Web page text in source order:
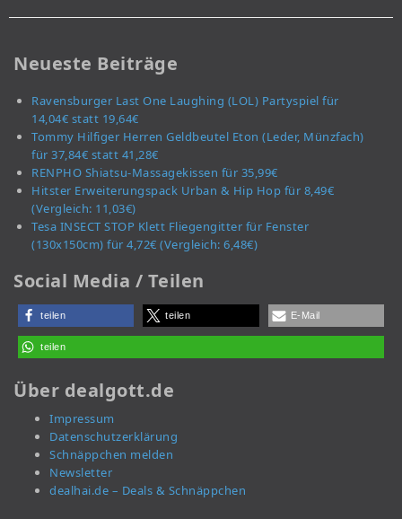
Neueste Beiträge
Ravensburger Last One Laughing (LOL) Partyspiel für
14,04€ statt 19,64€
Tommy Hilfiger Herren Geldbeutel Eton (Leder, Münzfach)
für 37,84€ statt 41,28€
RENPHO Shiatsu-Massagekissen für 35,99€
Hitster Erweiterungspack Urban & Hip Hop für 8,49€
(Vergleich: 11,03€)
Tesa INSECT STOP Klett Fliegengitter für Fenster
(130x150cm) für 4,72€ (Vergleich: 6,48€)
Social Media / Teilen
teilen teilen E-Mail
teilen
Über dealgott.de
Impressum
Datenschutzerklärung
Schnäppchen melden
Newsletter
dealhai.de – Deals & Schnäppchen